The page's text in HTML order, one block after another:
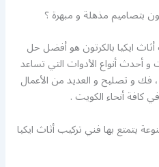
بتصاميم مذهلة و مبهرة ؟
أثاث ايكيا بالكرتون هو أفضل حل
و أحدث أنواع الأدوات التي تساعد
فك و تصليح و العديد من الأعمال
كافة أنحاء الكويت .
يتمتع بها فني تركيب أثاث ايكيا